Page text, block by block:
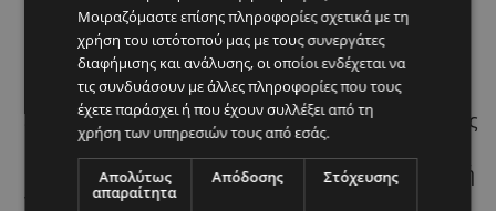
ρόλο. Χωρίς αυτά, η χρήση του ιστού θα
μια πολύ πιο περίπλοκη εμπειρία.
Χρησιμοποιούμε τα cookie για πολλούς
Τα χρησιμοποιούμε, για παράδειγμα, για
απομνημόνευση των προτιμήσεων
αναζήτησης, για να σας προσφέρουμε πιο
cookies
Χρησιμοποιούμε cookies για να εξατομικεύσουμε
το περιεχόμενο, τις διαφημίσεις και να
αναλύσουμε την επισκεψιμότητά μας.
Μοιραζόμαστε επίσης πληροφορίες σχετικά με τη
διαφήμισης και ανάλυσης, οι οποίοι ενδέχεται να
τις συνδυάσουν με άλλες πληροφορίες που τους